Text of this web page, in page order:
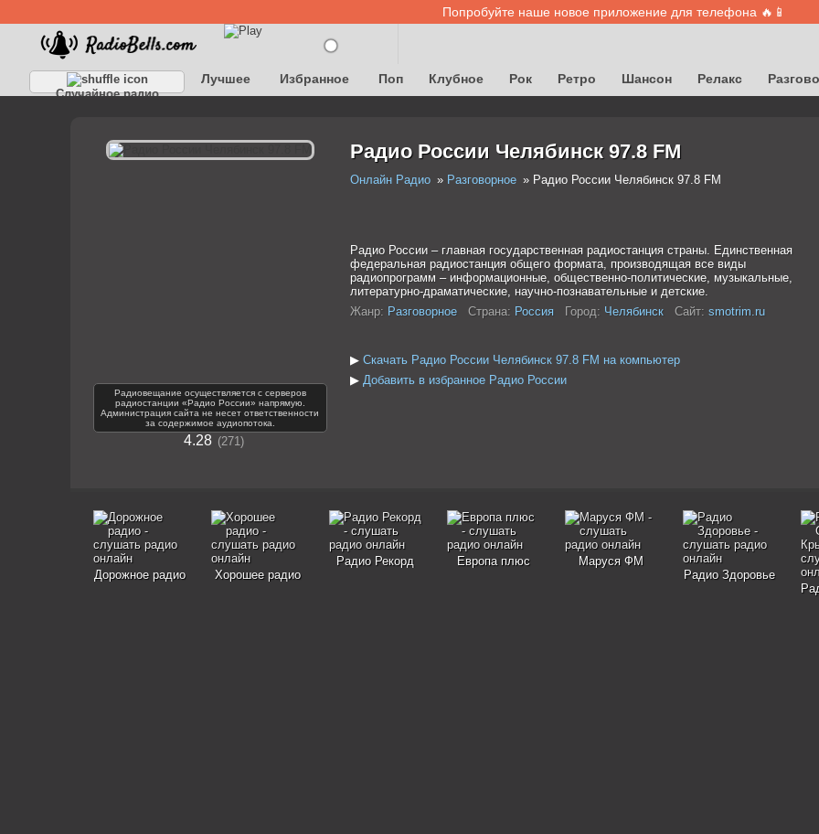
Попробуйте наше новое приложение для телефона 🔥📱
Случайное радио
Лучшее Избранное Поп Клубное Рок Ретро Шансон Релакс
Радиовещание осуществляется с серверов
радиостанции «Радио России» напрямую.
Администрация сайта не несет ответственности
за содержимое аудиопотока.
4.28 271
Радио России Челябинск 97.8 FM
Онлайн Радио Разговорное Радио России Челябинск 97.8 FM
Радио России – главная государственная радиостанция страны. Единственная
федеральная радиостанция общего формата, производящая все виды
радиопрограмм – информационные, общественно-политические, музыкальные,
литературно-драматические, научно-познавательные и детские.
Жанр: Разговорное Страна: Россия Город: Челябинск Сайт: smotrim.ru
▶ Скачать Радио России Челябинск 97.8 FM на компьютер
▶ Добавить в избранное Радио России
Дорожное радио Хорошее радио
Радио Рекорд Европа плюс
Маруся ФМ
Радио Здоровье